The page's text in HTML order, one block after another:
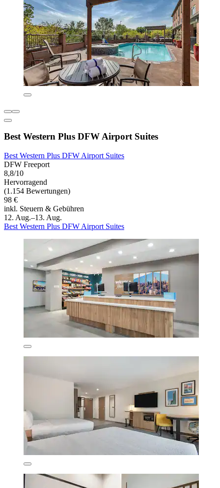
Best Western Plus DFW Airport Suites
Best Western Plus DFW Airport Suites
DFW Freeport
8,8/10
Hervorragend
(1.154 Bewertungen)
98 €
inkl. Steuern & Gebühren
12. Aug.–13. Aug.
Best Western Plus DFW Airport Suites